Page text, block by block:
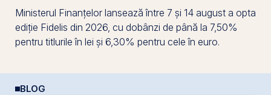
Ministerul Finanțelor lansează între 7 și 14 august a opta
ediție Fidelis din 2026, cu dobânzi de până la 7,50%
pentru titlurile în lei și 6,30% pentru cele în euro.
BLOG